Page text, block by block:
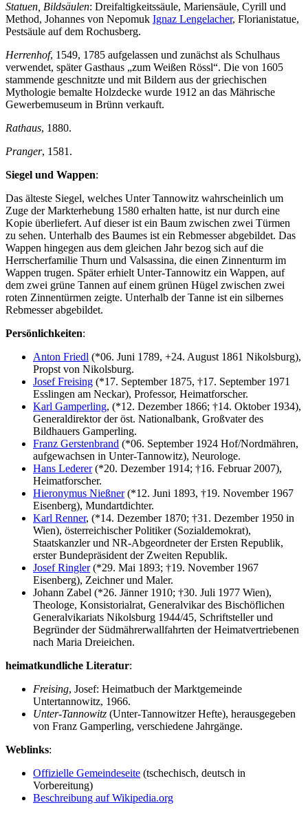
Statuen, Bildsäulen: Dreifaltigkeitssäule, Mariensäule, Cyrill und
Method, Johannes von Nepomuk Ignaz Lengelacher, Florianistatue,
Pestsäule auf dem Rochusberg.
Herrenhof, 1549, 1785 aufgelassen und zunächst als Schulhaus
verwendet, später Gasthaus „zum Weißen Rössl“. Die von 1605
stammende geschnitzte und mit Bildern aus der griechischen
Mythologie bemalte Holzdecke wurde 1912 an das Mährische
Gewerbemuseum in Brünn verkauft.
Rathaus, 1880.
Pranger, 1581.
Siegel und Wappen:
Das älteste Siegel, welches Unter Tannowitz wahrscheinlich um
Zuge der Markterhebung 1580 erhalten hatte, ist nur durch eine
Kopie überliefert. Auf dieser ist ein Baum zwischen zwei Türmen
zu sehen. Unterhalb des Baumes ist ein Rebmesser abgebildet. Das
Wappen hingegen aus dem gleichen Jahr bezog sich auf die
Herrscherfamilie Thurn und Valsassina, die einen Zinnenturm im
Wappen trugen. Später erhielt Unter-Tannowitz ein Wappen, auf
dem zwei grüne Tannen auf einem grünen Hügel zwischen zwei
roten Zinnentürmen zeigte. Unterhalb der Tanne ist ein silbernes
Rebmesser abgebildet.
Persönlichkeiten:
Anton Friedl (*06. Juni 1789, +24. August 1861 Nikolsburg),
Propst von Nikolsburg.
Josef Freising (*17. September 1875, †17. September 1971
Esslingen am Neckar), Professor, Heimatforscher.
Karl Gamperling, (*12. Dezember 1866; †14. Oktober 1934),
Generaldirektor der öst. Nationalbank, Großvater des
Bildhauers Gamperling.
Franz Gerstenbrand (*06. September 1924 Hof/Nordmähren,
aufgewachsen in Unter-Tannowitz), Neurologe.
Hans Lederer(*20. Dezember 1914; †16. Februar 2007),
Heimatforscher.
Hieronymus Nießner(*12. Juni 1893, †19. November 1967
Eisenberg), Mundartdichter.
Karl Renner, (*14. Dezember 1870; †31. Dezember 1950 in
Wien), österreichischer Politiker (Sozialdemokrat),
Staatskanzler und NR-Abgeordneter der Ersten Republik,
erster Bundepräsident der Zweiten Republik.
Josef Ringler(*29. Mai 1893; †19. November 1967
Eisenberg), Zeichner und Maler.
Johann Zabel (*26. Jänner 1910; †30. Juli 1977 Wien),
Theologe, Konsistorialrat, Generalvikar des Bischöflichen
Generalvikariats Nikolsburg 1944/45, Schriftsteller und
Begründer der Südmährerwallfahrten der Heimatvertriebenen
nach Maria Dreieichen.
heimatkundliche Literatur:
Freising, Josef: Heimatbuch der Marktgemeinde
Untertannowitz, 1966.
Unter-Tannowitz (Unter-Tannowitzer Hefte), herausgegeben
von Franz Gamperling, verschiedene Jahrgänge.
Weblinks:
Offizielle Gemeindeseite (tschechisch, deutsch in
Vorbereitung)
Beschreibung auf Wikipedia.org